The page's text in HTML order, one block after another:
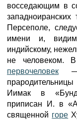
восседающим в
Персеполе,
имени и,
индийскому,
не человеком.
первочеловек —
прародительницы
Иимак в
приписан И. в
священной горе